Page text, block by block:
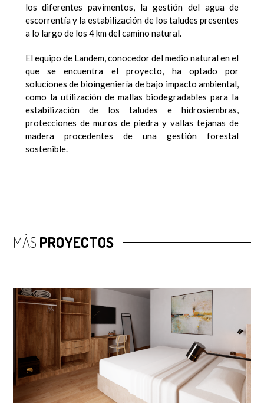
los diferentes pavimentos, la gestión del agua de
escorrentía y la estabilización de los taludes presentes
a lo largo de los 4 km del camino natural.
El equipo de Landem, conocedor del medio natural en el
que se encuentra el proyecto, ha optado por
soluciones de bioingeniería de bajo impacto ambiental,
como la utilización de mallas biodegradables para la
estabilización de los taludes e hidrosiembras,
protecciones de muros de piedra y vallas tejanas de
madera procedentes de una gestión forestal
sostenible.
MÁS PROYECTOS